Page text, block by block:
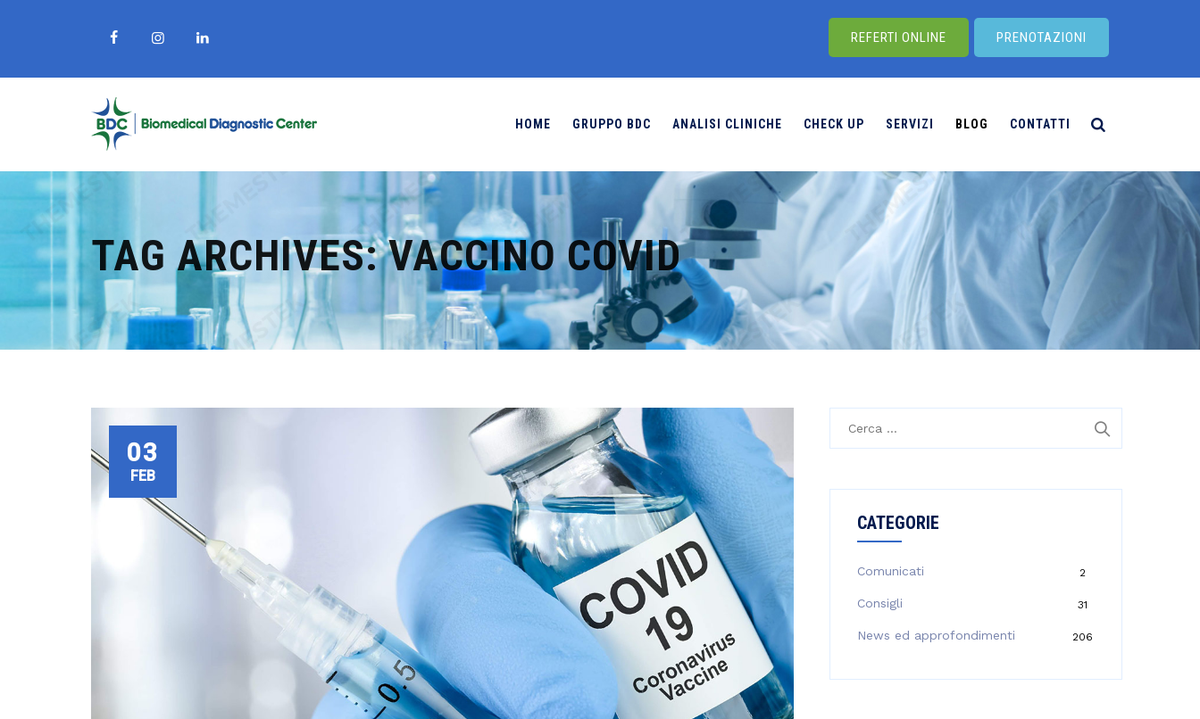
REFERTI ONLINE PRENOTAZIONI
HOME GRUPPO BDC ANALISI CLINICHE CHECK UP SERVIZI BLOG CONTATTI
TAG ARCHIVES:VACCINO COVID
03
FEB
CATEGORIE
Comunicati 2
Consigli 31
News ed approfondimenti 206